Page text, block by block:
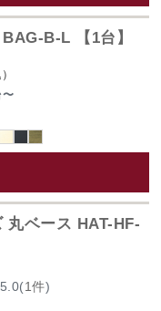
B-L 【1台】
〜
丸ベース HAT-HF-
5.0(1件)